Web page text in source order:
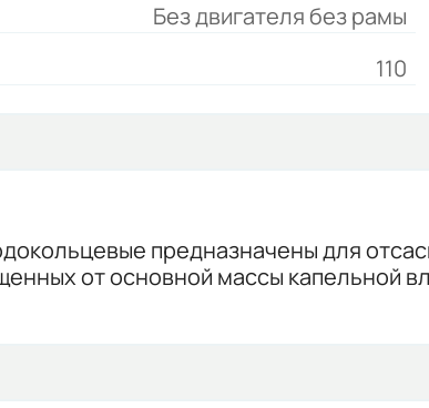
Без двигателя без рамы
110
предназначены для
от основной массы капельной